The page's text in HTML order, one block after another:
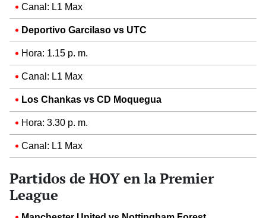
Canal: L1 Max
Deportivo Garcilaso vs UTC
Hora: 1.15 p. m.
Canal: L1 Max
Los Chankas vs CD Moquegua
Hora: 3.30 p. m.
Canal: L1 Max
Partidos de HOY en la Premier
League